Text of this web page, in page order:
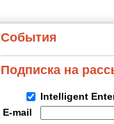
События
Подписка на
Intelligent
E-mail